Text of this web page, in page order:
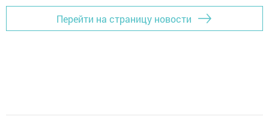
Перейти на страницу новости